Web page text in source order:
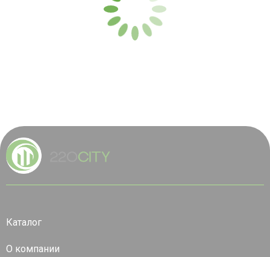
Каталог
О компании